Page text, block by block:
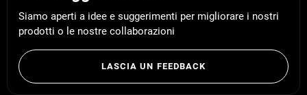
Siamo aperti a idee e suggerimenti per migliorare i nostri
prodotti o le nostre collaborazioni
LASCIA UN FEEDBACK